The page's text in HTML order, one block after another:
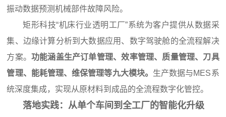
振动数据预测机械部件故障风险。
矩形科技“机床行业透明工厂”系统为客户提供从数据采
集、边缘计算分析到大数据应用、数字驾驶舱的全流程解决
方案。功能涵盖生产订单管理、效率管理、质量管理、刀具
管理、能耗管理、维保管理等九大模块。 生产数据与MES系
统深度集成，实现从原材料到成品的全流程数字化管控。
落地实践：从单个车间到全工厂的智能化升级